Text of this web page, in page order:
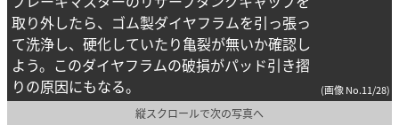
取り外したら、ゴム製ダイヤフラムを引っ張っ
て洗浄し、硬化していたり亀裂が無いか確認し
よう。このダイヤフラムの破損がパッド引き摺
りの原因にもなる。
(画像 No.11/28)
縦スクロールで次の写真へ